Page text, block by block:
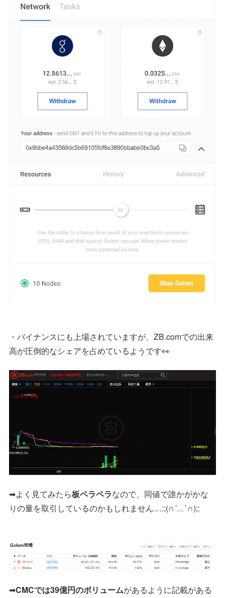
・バイナンスにも上場されていますが、ZB.comでの出来
高が圧倒的なシェアを占めているようです👀
➡よく見てみたら板ペラペラなので、同値で誰かがかな
りの量を取引しているのかもしれません…:;(∩´﹏`∩);:
➡CMCでは39億円のボリュームがあるように記載がある